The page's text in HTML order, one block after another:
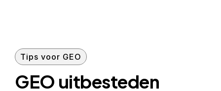
Tips voor GEO
GEO uitbesteden